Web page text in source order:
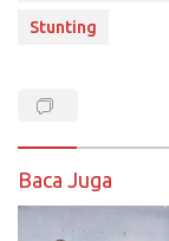
Stunting
Baca Juga